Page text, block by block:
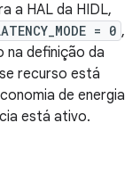
a HAL da HIDL,
= 0 ,
na definição da
recurso está
de energia
está ativo.